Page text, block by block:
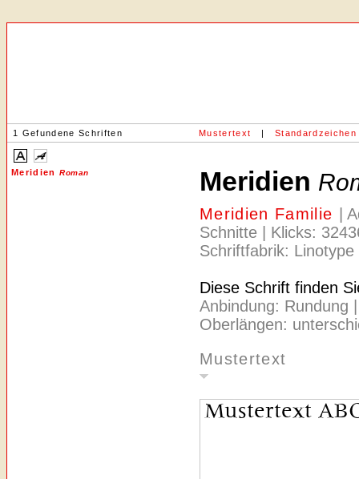
1 Gefundene Schriften Mustertext | Standardzeichen
Meridien Roman Meridien
Meridien Familie
|
Schnitte | Klicks:
Schriftfabrik: Linotype
Diese Schrift finden
Anbindung: Rundung
Oberlängen:
Mustertext